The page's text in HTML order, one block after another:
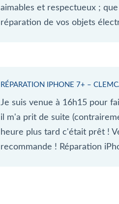
aimables et respectueux ;
réparation de vos objets
RÉPARATION IPHONE 7+ –
Je suis venue à 16h15 pour
il m'a prit de suite
heure plus tard c'était prêt !
recommande ! Réparation